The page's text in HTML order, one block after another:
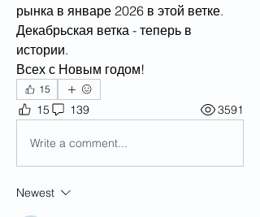
рынка в январе 2026 в этой ветке.
Декабрьская ветка - теперь в
истории.
Всех с Новым годом!
15
15 139 3591
Write a comment...
Newest